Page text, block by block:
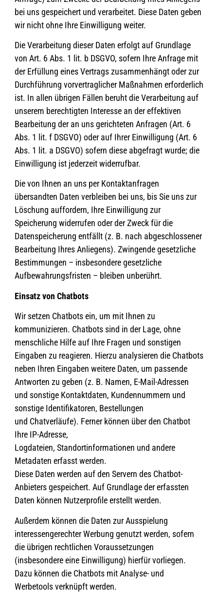
bei uns gespeichert und verarbeitet. Diese Daten geben
wir nicht ohne Ihre Einwilligung weiter.
Die Verarbeitung dieser Daten erfolgt auf Grundlage
von Art. 6 Abs. 1 lit. b DSGVO, sofern Ihre Anfrage mit
der Erfüllung eines Vertrags zusammenhängt oder zur
Durchführung vorvertraglicher Maßnahmen erforderlich
ist. In allen übrigen Fällen beruht die Verarbeitung auf
unserem berechtigten Interesse an der effektiven
Bearbeitung der an uns gerichteten Anfragen (Art. 6
Abs. 1 lit. f DSGVO) oder auf Ihrer Einwilligung (Art. 6
Abs. 1 lit. a DSGVO) sofern diese abgefragt wurde; die
Einwilligung ist jederzeit widerrufbar.
Die von Ihnen an uns per Kontaktanfragen
übersandten Daten verbleiben bei uns, bis Sie uns zur
Löschung auffordern, Ihre Einwilligung zur
Speicherung widerrufen oder der Zweck für die
Datenspeicherung entfällt (z. B. nach abgeschlossener
Bearbeitung Ihres Anliegens). Zwingende gesetzliche
Bestimmungen – insbesondere gesetzliche
Aufbewahrungsfristen – bleiben unberührt.
Einsatz von Chatbots
Wir setzen Chatbots ein, um mit Ihnen zu
kommunizieren. Chatbots sind in der Lage, ohne
menschliche Hilfe auf Ihre Fragen und sonstigen
Eingaben zu reagieren. Hierzu analysieren die Chatbots
neben Ihren Eingaben weitere Daten, um passende
Antworten zu geben (z. B. Namen, E-Mail-Adressen
und sonstige Kontaktdaten, Kundennummern und
sonstige Identifikatoren, Bestellungen
und Chatverläufe). Ferner können über den Chatbot
Ihre IP-Adresse,
Logdateien, Standortinformationen und andere
Metadaten erfasst werden.
Diese Daten werden auf den Servern des Chatbot-
Anbieters gespeichert. Auf Grundlage der erfassten
Daten können Nutzerprofile erstellt werden.
Außerdem können die Daten zur Ausspielung
interessengerechter Werbung genutzt werden, sofern
die übrigen rechtlichen Voraussetzungen
(insbesondere eine Einwilligung) hierfür vorliegen.
Dazu können die Chatbots mit Analyse- und
Werbetools verknüpft werden.